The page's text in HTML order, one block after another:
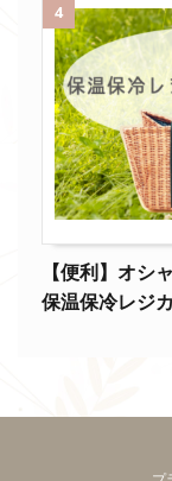
4
【便利】オ
保温保冷レジ